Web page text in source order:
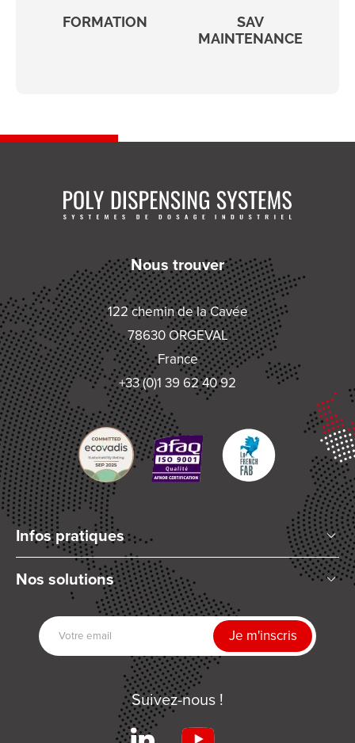
FORMATION
SAV
MAINTENANCE
Nous trouver
122 chemin de la Cavée
78630 ORGEVAL
France
+33 (0)1 39 62 40 92
Infos pratiques
Qui sommes-nous ?
Articles et Actualités
Nos partenaires
Nous rejoindre
Conditions Générales de Ventes
Nos solutions
Mélange planétaire
Technologies de dosage
Suivez-nous !